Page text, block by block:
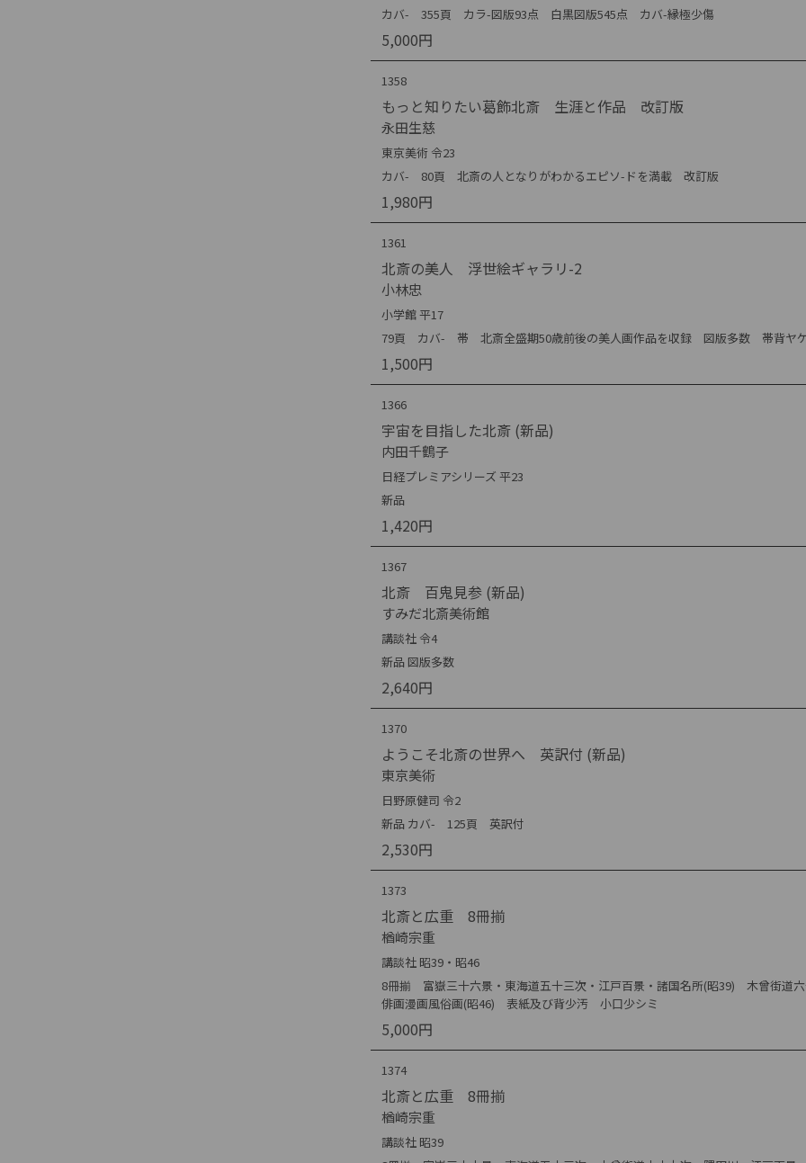
カバ- 355頁 カラ-図版93点 白黒図版545点 カバ-縁極少傷
5,000円
1358
もっと知りたい葛飾北斎 生涯と作品 改訂版
永田生慈
東京美術 令23
カバ- 80頁 北斎の人となりがわかるエピソ-ドを満載 改訂版
1,980円
1361
北斎の美人 浮世絵ギャラリ-2
小林忠
小学館 平17
79頁 カバ- 帯 北斎全盛期50歳前後の美人画作品を収録 図版多数 帯背
1,500円
1366
宇宙を目指した北斎 (新品)
内田千鶴子
日経プレミアシリーズ 平23
新品
1,420円
1367
北斎 百鬼見参 (新品)
すみだ北斎美術館
講談社 令4
新品 図版多数
2,640円
1370
ようこそ北斎の世界へ 英訳付 (新品)
東京美術
日野原健司 令2
新品 カバ- 125頁 英訳付
2,530円
1373
北斎と広重 8冊揃
楢崎宗重
講談社 昭39・昭46
8冊揃 富嶽三十六景・東海道五十三次・江戸百景・諸国名所(昭39) 木曾街道
俳画漫画風俗画(昭46) 表紙及び背少汚 小口少シミ
5,000円
1374
北斎と広重 8冊揃
楢崎宗重
講談社 昭39